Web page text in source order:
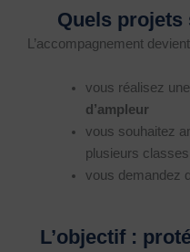
Quels projets
L’accompagnement
vous réalisez une
d’ampleur
vous souhaitez
plusieurs
vous demandez
L’objectif :